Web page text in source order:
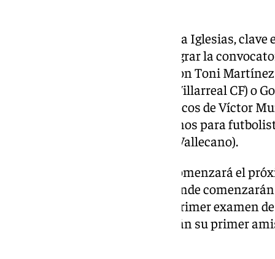
Para los puestos restantes, Borja Iglesias,
RC Celta, parece llamado a integrar la
podría haber alguna sorpresa con Toni
(Levante UD), Gerard Moreno (Villarreal CF) o
mientras que los problemas físicos de Víctor
más un abanico para los extremos para
Palace) o Jorge de Frutos (Rayo Vallecano).
La concentración de ‘La Roja’ comenzará el
Fútbol de las Rozas (Madrid), donde
mundialista. A Coruña será el primer examen
Fuente; allí, en Riazor, afrontarán su primer